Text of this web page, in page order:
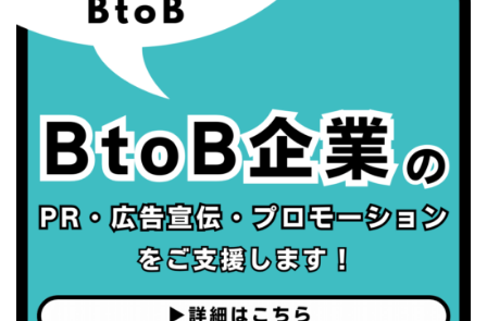
・健康増進普及月間
・歯ヂカラ探究月間
・職場の健康診断実施強化月間
・世界性の健康デー
2026/09/05(土)
・がん征圧月間
・世界アルツハイマー月間
・健康増進普及月間
・歯ヂカラ探究月間